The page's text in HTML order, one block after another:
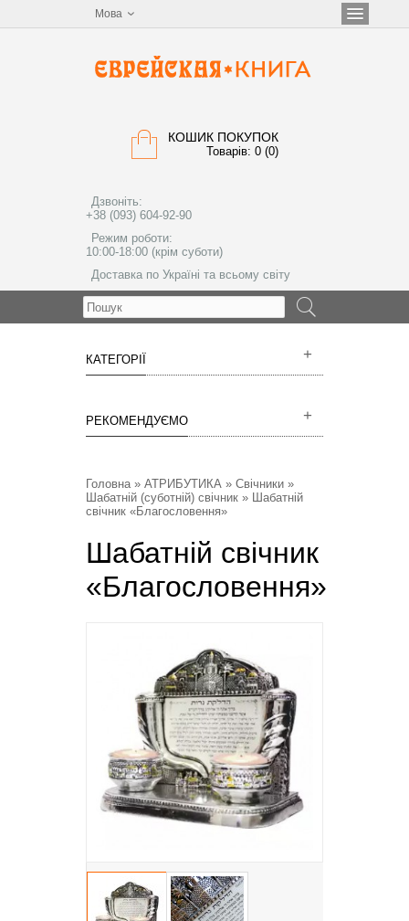
Мова
КОШИК ПОКУПОК
Товарів: 0 (0)
Дзвоніть:
+38 (093) 604-92-90
Режим роботи:
10:00-18:00 (крім суботи)
Доставка по Україні та всьому світу
КАТЕГОРІЇ
РЕКОМЕНДУЄМО
Головна» АТРИБУТИКА » Свічники »
Шабатній (суботній) свічник » Шабатній
свічник «Благословення»
Шабатній свічник
«Благословення»